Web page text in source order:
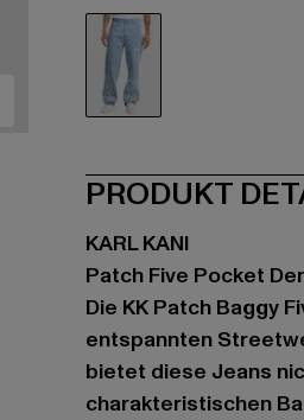
PRODUKT
KARL KANI
Patch Five Pocket
Die KK Patch Baggy
entspannten
bietet diese Jeans
charakteristischen